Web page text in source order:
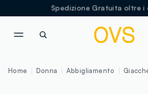
Spedizione Gratuita oltre i
Home Donna Abbigliamento